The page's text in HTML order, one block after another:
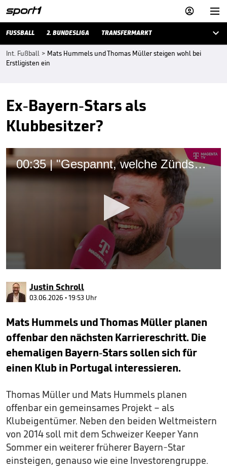


FUSSBALL 2. BUNDESLIGA TRANSFERMARKT 
Int. Fußball > Mats Hummels und Thomas Müller steigen wohl bei
Erstligisten ein
Ex-Bayern-Stars als
Klubbesitzer?
00:35 | "Gespannt, welche Zündschnur als erstes hochgeht"
seconds
of
35
seconds
Justin Schroll
03.06.2026 • 19:53 Uhr
Mats Hummels und Thomas Müller planen
offenbar den nächsten Karriereschritt. Die
ehemaligen Bayern-Stars sollen sich für
einen Klub in Portugal interessieren.
Thomas Müller und Mats Hummels planen
offenbar ein gemeinsames Projekt – als
Klubeigentümer. Neben den beiden Weltmeistern
von 2014 soll mit dem Schweizer Keeper Yann
Sommer ein weiterer früherer Bayern-Star
einsteigen, genauso wie eine Investorengruppe.